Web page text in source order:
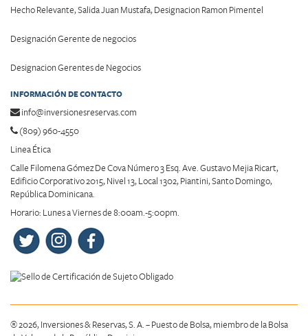
Hecho Relevante, Salida Juan Mustafa, Designacion Ramon Pimentel
Designación Gerente de negocios
Designacion Gerentes de Negocios
INFORMACIÓN DE CONTACTO
info@inversionesreservas.com
(809) 960-4550
Linea Ética
Calle Filomena Gómez De Cova Número 3 Esq. Ave. Gustavo Mejia Ricart,
Edificio Corporativo 2015, Nivel 13, Local 1302, Piantini, Santo Domingo,
República Dominicana.
Horario: Lunes a Viernes de 8:00am.-5:00pm.
® 2026, Inversiones & Reservas, S. A. – Puesto de Bolsa, miembro de la Bolsa